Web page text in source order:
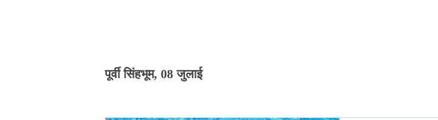
पूर्वी सिंहभूम, 08 जुलाई